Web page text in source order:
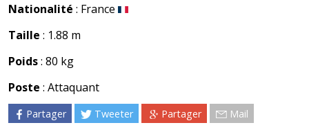
Nationalité : France
Taille : 1.88 m
Poids: 80 kg
Poste : Attaquant
Partager Tweeter Partager Mail